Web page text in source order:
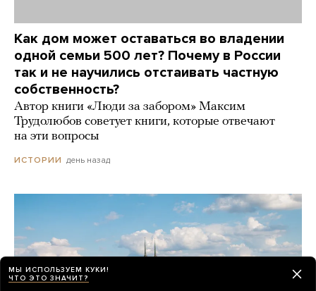
Как дом может оставаться во владении
одной семьи 500 лет? Почему в России
так и не научились отстаивать частную
собственность?
Автор книги «Люди за забором» Максим
Трудолюбов советует книги, которые отвечают
на эти вопросы
ИСТОРИИ день назад
МЫ ИСПОЛЬЗУЕМ КУКИ!
ЧТО ЭТО ЗНАЧИТ?